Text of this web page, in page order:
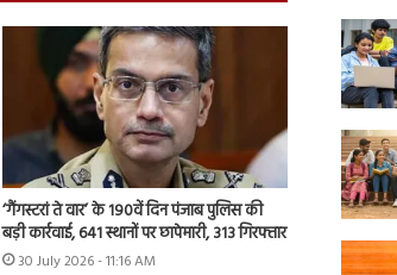
‘गैंगस्टरां ते वार’ के 190वें दिन पंजाब पुलिस की
बड़ी कार्रवाई, 641 स्थानों पर छापेमारी, 313 गिरफ्तार
30 July 2026 - 11:16 AM